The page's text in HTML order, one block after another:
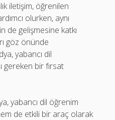
iletişim, öğrenilen
olurken, aynı
de gelişmesine katkı
göz önünde
yabancı dil
gereken bir fırsat
yabancı dil öğrenim
de etkili bir araç olarak